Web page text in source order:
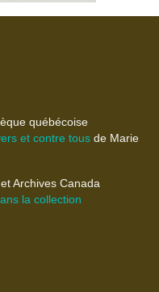
québécoise
et contre tousde Marie
Archives Canada
la collection